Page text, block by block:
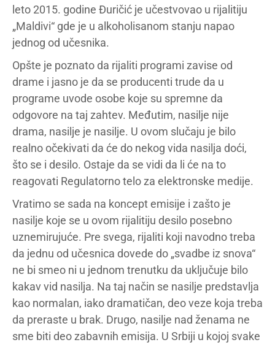
leto 2015. godine Đuričić je učestvovao u rijalitiju
„Maldivi“ gde je u alkoholisanom stanju napao
jednog od učesnika.
Opšte je poznato da rijaliti programi zavise od
drame i jasno je da se producenti trude da u
programe uvode osobe koje su spremne da
odgovore na taj zahtev. Međutim, nasilje nije
drama, nasilje je nasilje. U ovom slučaju je bilo
realno očekivati da će do nekog vida nasilja doći,
što se i desilo. Ostaje da se vidi da li će na to
reagovati Regulatorno telo za elektronske medije.
Vratimo se sada na koncept emisije i zašto je
nasilje koje se u ovom rijalitiju desilo posebno
uznemirujuće. Pre svega, rijaliti koji navodno treba
da jednu od učesnica dovede do „svadbe iz snova“
ne bi smeo ni u jednom trenutku da uključuje bilo
kakav vid nasilja. Na taj način se nasilje predstavlja
kao normalan, iako dramatičan, deo veze koja treba
da preraste u brak. Drugo, nasilje nad ženama ne
sme biti deo zabavnih emisija. U Srbiji u kojoj svake